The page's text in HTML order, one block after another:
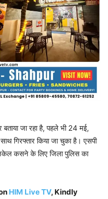
जा रहा है, पहले भी 24 मई,
गिरफ्तार किया जा चुका है। एसपी
कसने के लिए जिला पुलिस का
HIM Live TV, Kindly